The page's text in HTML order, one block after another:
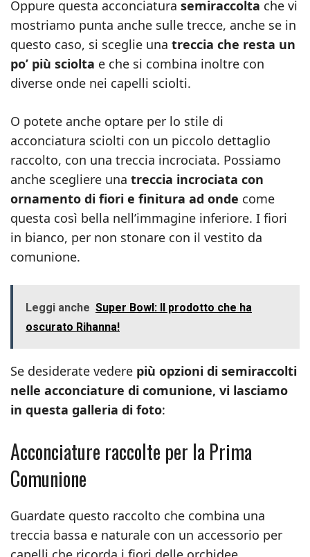
Oppure questa acconciatura semiraccolta che vi
mostriamo punta anche sulle trecce, anche se in
questo caso, si sceglie una treccia che resta un
po’ più sciolta e che si combina inoltre con
diverse onde nei capelli sciolti.
O potete anche optare per lo stile di
acconciatura sciolti con un piccolo dettaglio
raccolto, con una treccia incrociata. Possiamo
anche scegliere una treccia incrociata con
ornamento di fiori e finitura ad onde come
questa così bella nell’immagine inferiore. I fiori
in bianco, per non stonare con il vestito da
comunione.
Leggi anche Super Bowl: Il prodotto che ha
oscurato Rihanna!
Se desiderate vedere più opzioni di semiraccolti
nelle acconciature di comunione, vi lasciamo
in questa galleria di foto:
Acconciature raccolte per la Prima
Comunione
Guardate questo raccolto che combina una
treccia bassa e naturale con un accessorio per